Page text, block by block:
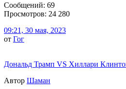
Сообщений: 69
Просмотров: 24 280
09:21, 30 мая, 2023
от Гог
Дональд Трамп VS Хиллари
Автор Шаман